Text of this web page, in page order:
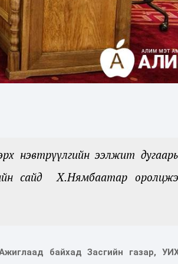
нэвтрүүлгийн ээлжит
сайд Х.Нямбаатар
байхад Засгийн газар,